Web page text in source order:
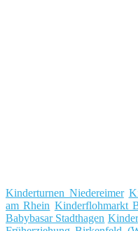
Kinderturnen Niedereimer
am Rhein Kinderflohmarkt
Babybasar Stadthagen